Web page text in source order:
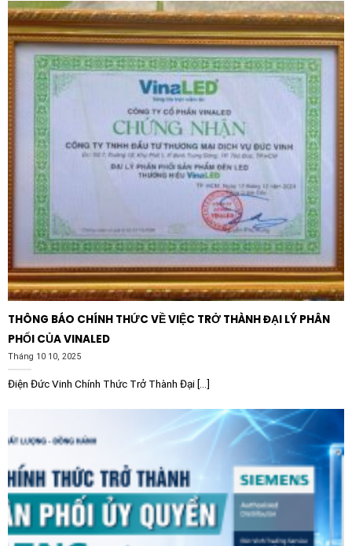
Xử lý vật liệu:Ứng dụng trong các loại băng tải, cầu
trục và các hệ thống nâng hạ quy mô nhỏ.
Ngành cao su và nhựa:Điều khiển các máy đùn, máy
tạo hình sản phẩm.
Hệ thống bơm và quạt:Điều khiển áp suất và lưu
lượng trong các ứng dụng duy trì áp suất đường
ống hoặc mức nước.
Với sự kết hợp hoàn hảo giữa công nghệ tiên tiến từ
Thụy Sĩ và thiết kế tối ưu, Biến tần ABB ACS380-
040S-01A8-4 PN: 0.55kW là sự đầu tư tin cậy cho mọi
nhà chế tạo máy tại thị trường Việt Nam.
THÔNG BÁO CHÍNH THỨC VỀ VIỆC TRỞ THÀNH ĐẠI LÝ PHÂN
PHỐI CỦA VINALED
Tháng 10 10, 2025
Điện Đức Vinh Chính Thức Trở Thành Đại [...]